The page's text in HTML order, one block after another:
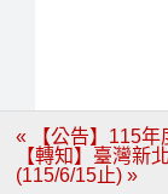
文
章
導
« 【公告】115年
【轉知】臺灣新
(115/6/15止) »